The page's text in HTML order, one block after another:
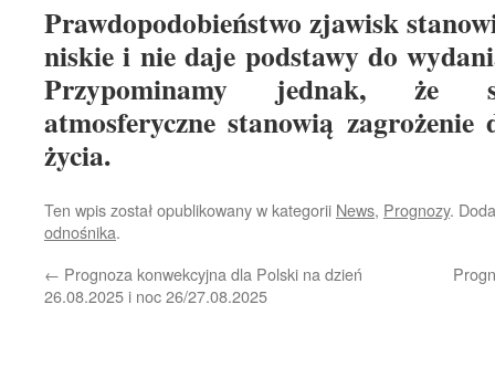
Prawdopodobieństwo zjawisk
niskie i nie daje podstawy do
Przypominamy jednak, że
atmosferyczne stanowią
życia.
Ten wpis został opublikowany w kategorii News, Prognozy.
odnośnika.
← Prognoza konwekcyjna dla Polski na dzień
26.08.2025 i noc 26/27.08.2025